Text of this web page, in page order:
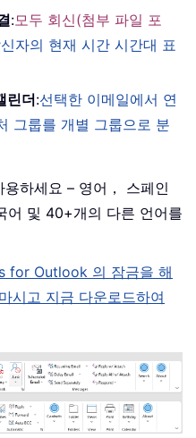
:모두 회신(첨부 파일 포
자의 현재 시간 시간대 표
린더:선택한 이메일에서 연
그룹를 개별 그룹으로 분
하세요 – 영어， 스페인
어 및 40+개의 다른 언어를
for Outlook 의 잠금을 해
시고 지금 다운로드하여